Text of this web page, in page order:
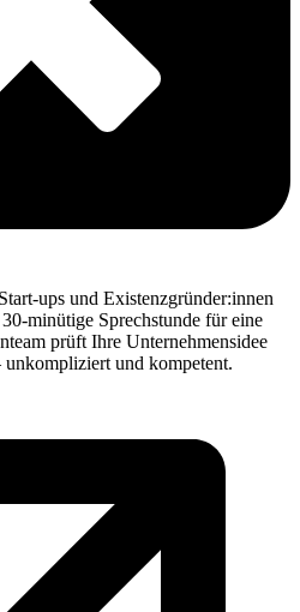
ups und Existenzgründer:innen
minütige Sprechstunde für eine
prüft Ihre Unternehmensidee
und kompetent.